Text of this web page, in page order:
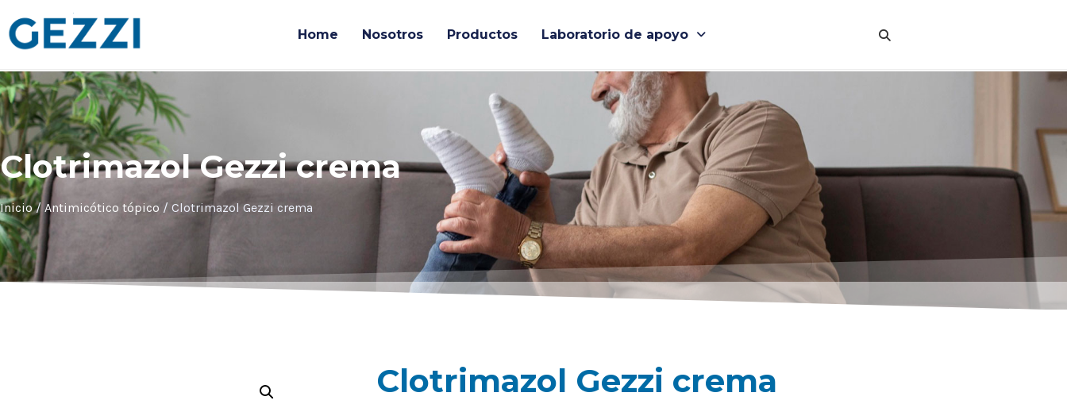
Home Nosotros Productos Laboratorio de apoyo
Clotrimazol Gezzi crema
Inicio/Antimicótico tópico / Clotrimazol Gezzi crema
Clotrimazol Gezzi crema